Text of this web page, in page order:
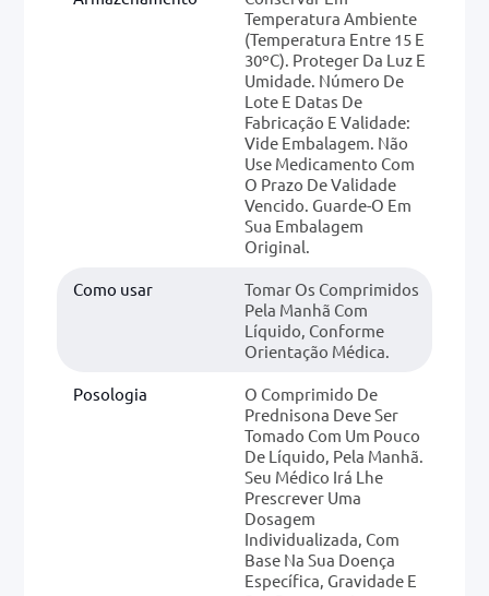
Temperatura Ambiente
(temperatura Entre 15 E
30ºC). Proteger Da Luz E
Umidade. Número De
Lote E Datas De
Fabricação E Validade:
Vide Embalagem. Não
Use Medicamento Com
O Prazo De Validade
Vencido. Guarde-O Em
Sua Embalagem
Original.
Como usar
Tomar Os Comprimidos
Pela Manhã Com
Líquido, Conforme
Orientação Médica.
Posologia
O Comprimido De
Prednisona Deve Ser
Tomado Com Um Pouco
De Líquido, Pela Manhã.
Seu Médico Irá Lhe
Prescrever Uma
Dosagem
Individualizada, Com
Base Na Sua Doença
Específica, Gravidade E